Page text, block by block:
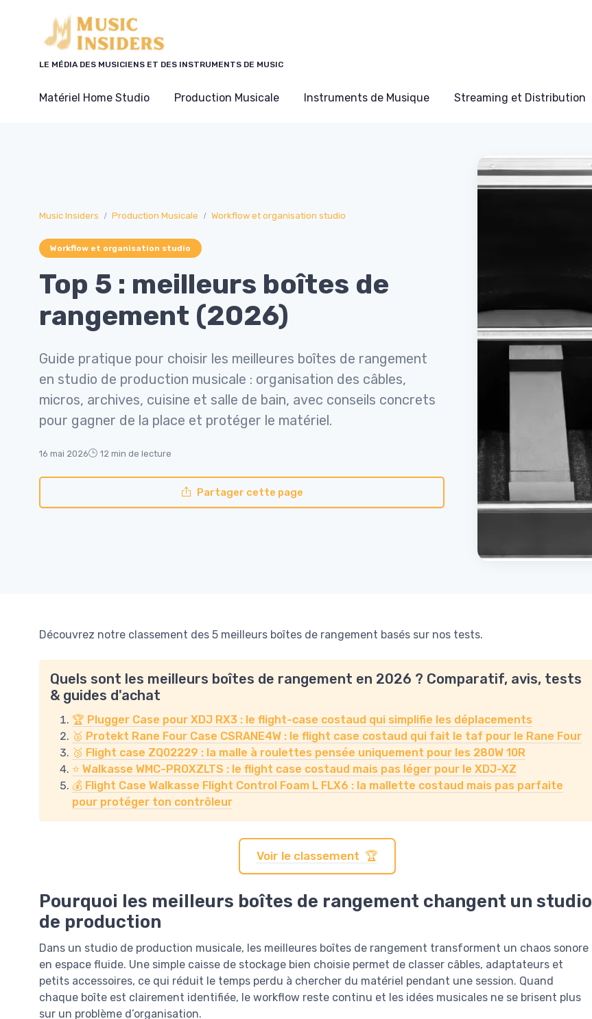
LE MÉDIA DES MUSICIENS ET DES INSTRUMENTS DE MUSIC
Matériel Home Studio Production Musicale Instruments de Musique Streaming et Distribution
Music Insiders Production Musicale Workflow et organisation studio
Workflow et organisation studio
Top 5 : meilleurs boîtes de
rangement (2026)
Guide pratique pour choisir les meilleures boîtes de rangement
en studio de production musicale : organisation des câbles,
micros, archives, cuisine et salle de bain, avec conseils concrets
pour gagner de la place et protéger le matériel.
16 mai 2026 12 min de lecture
Partager cette page
Découvrez notre classement des 5 meilleurs boîtes de rangement basés sur nos tests.
Quels sont les meilleurs boîtes de rangement en 2026 ? Comparatif, avis, tests
& guides d'achat
🏆 Plugger Case pour XDJ RX3 : le flight-case costaud qui simplifie les déplacements
🥈 Protekt Rane Four Case CSRANE4W : le flight case costaud qui fait le taf pour le Rane Four
🥉 Flight case ZQ02229 : la malle à roulettes pensée uniquement pour les 280W 10R
⭐ Walkasse WMC-PROXZLTS : le flight case costaud mais pas léger pour le XDJ-XZ
💰 Flight Case Walkasse Flight Control Foam L FLX6 : la mallette costaud mais pas parfaite
pour protéger ton contrôleur
Voir le classement 🏆
Pourquoi les meilleurs boîtes de rangement changent un studio
de production
Dans un studio de production musicale, les meilleures boîtes de rangement transforment un chaos sonore
en espace fluide. Une simple caisse de stockage bien choisie permet de classer câbles, adaptateurs et
petits accessoires, ce qui réduit le temps perdu à chercher du matériel pendant une session. Quand
chaque boîte est clairement identifiée, le workflow reste continu et les idées musicales ne se brisent plus
sur un problème d’organisation.